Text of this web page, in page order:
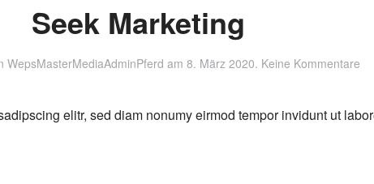
Seek Marketing
WepsMasterMediaAdminPferd am 8. März 2020. Keine Kommentarezu
elitr, sed diam nonumy eirmod tempor invidunt ut